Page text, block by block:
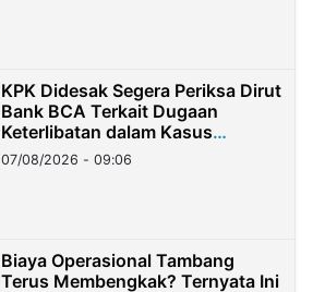
KPK Didesak Segera Periksa Dirut
Bank BCA Terkait Dugaan
Keterlibatan dalam Kasus
Hilangnya Dana Nasabah Rp2,58
Miliar
07/08/2026 - 09:06
Biaya Operasional Tambang
Terus Membengkak? Ternyata Ini